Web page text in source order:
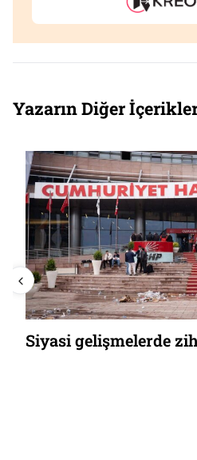
Yazarın Diğer
Siyasi gelişmelerde